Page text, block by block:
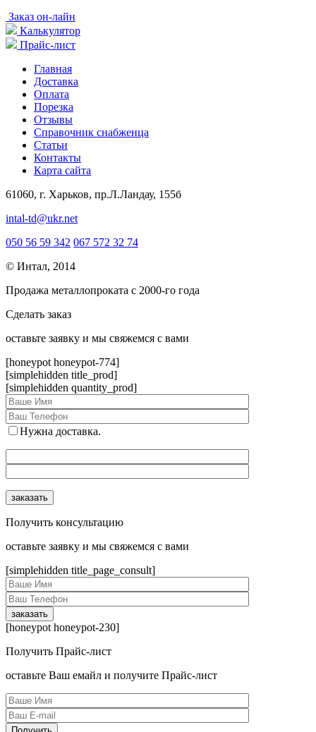
Заказ он-лайн
Калькулятор
Прайс-лист
Главная
Доставка
Оплата
Порезка
Отзывы
Справочник снабженца
Статьи
Контакты
Карта сайта
61060, г. Харьков, пр.Л.Ландау, 155б
intal-td@ukr.net
050 56 59 342 067 572 32 74
© Интал, 2014
Продажа металлопроката с 2000-го года
Сделать заказ
оcтавьте заявку и мы свяжемся с вами
[honeypot honeypot-774]
[simplehidden title_prod]
[simplehidden quantity_prod]
Нужна доставка.
Получить консультацию
оcтавьте заявку и мы свяжемся с вами
[simplehidden title_page_consult]
[honeypot honeypot-230]
Получить Прайс-лист
оcтавьте Ваш емайл и получите Прайс-лист